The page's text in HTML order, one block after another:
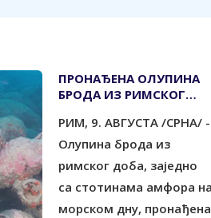
ПРОНАЂЕНА ОЛУПИНА
БРОДА ИЗ РИМСКОГ
РИМ, 9. АВГУСТА /СРНА/ -
Олупина брода из
римског доба, заједно
са стотинама амфора на
морском дну, пронађена